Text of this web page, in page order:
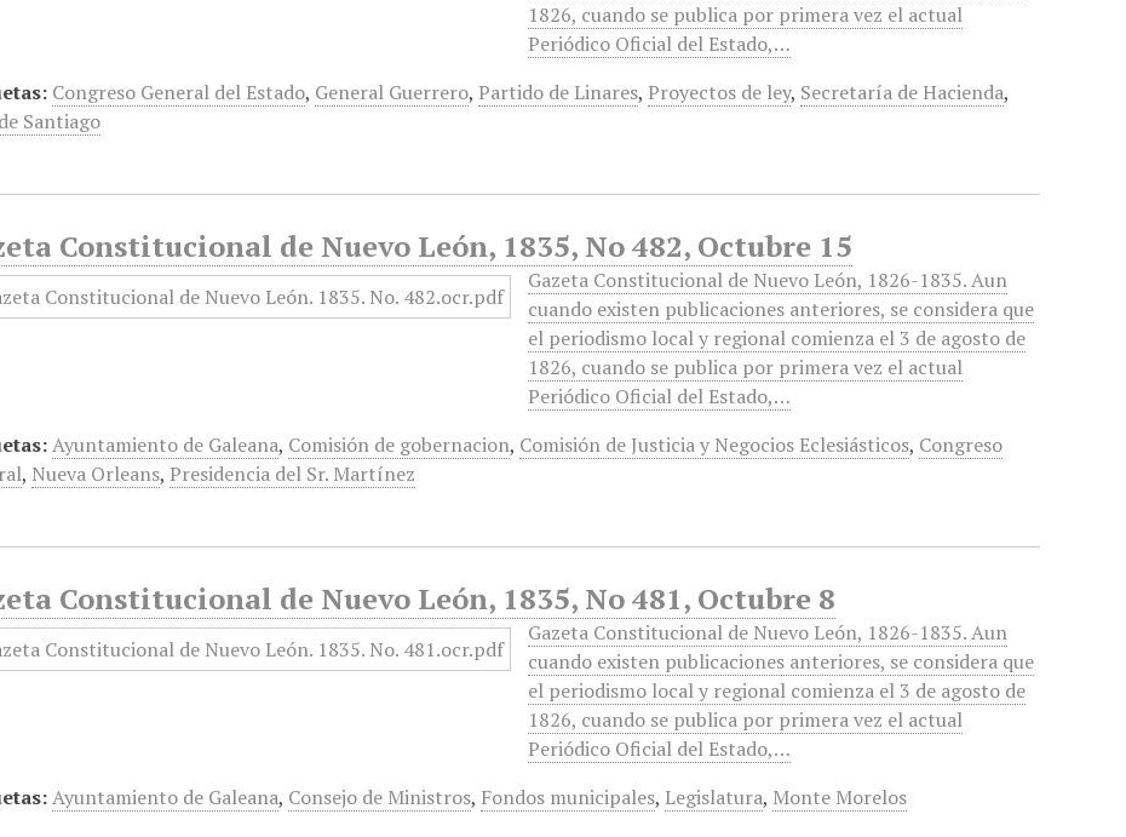
1826, cuando se publica por primera vez el actual
Periódico Oficial del Estado,…
Congreso General del Estado, General Guerrero, Partido de Linares, Proyectos de ley, Secretaría de Hacienda,
Santiago
Constitucional de Nuevo León, 1835, No 482, Octubre 15
Gazeta Constitucional de Nuevo León, 1826-1835. Aun
cuando existen publicaciones anteriores, se considera que
el periodismo local y regional comienza el 3 de agosto de
1826, cuando se publica por primera vez el actual
Periódico Oficial del Estado,…
Ayuntamiento de Galeana, Comisión de gobernacion, Comisión de Justicia y Negocios Eclesiásticos, Congreso
, Nueva Orleans, Presidencia del Sr. Martínez
Constitucional de Nuevo León, 1835, No 481, Octubre 8
Gazeta Constitucional de Nuevo León, 1826-1835. Aun
cuando existen publicaciones anteriores, se considera que
el periodismo local y regional comienza el 3 de agosto de
1826, cuando se publica por primera vez el actual
Periódico Oficial del Estado,…
Ayuntamiento de Galeana, Consejo de Ministros, Fondos municipales, Legislatura, Monte Morelos